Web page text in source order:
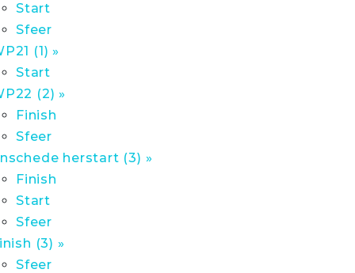
Start
Sfeer
(1) »
Start
(2) »
Finish
Sfeer
herstart (3) »
Finish
Start
Sfeer
(3) »
Sfeer